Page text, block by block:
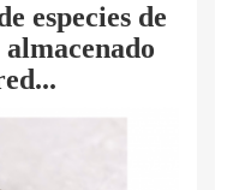
especies de